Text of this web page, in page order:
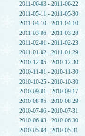
2011-06-03 - 2011-06-22
2011-05-11 - 2011-05-30
2011-04-10 - 2011-04-10
2011-03-06 - 2011-03-28
2011-02-01 - 2011-02-23
2011-01-02 - 2011-01-29
2010-12-05 - 2010-12-30
2010-11-01 - 2010-11-30
2010-10-25 - 2010-10-30
2010-09-01 - 2010-09-17
2010-08-05 - 2010-08-29
2010-07-06 - 2010-07-31
2010-06-03 - 2010-06-30
2010-05-04 - 2010-05-31